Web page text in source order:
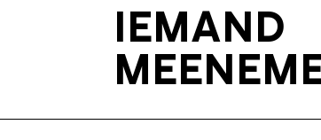
IEMAND